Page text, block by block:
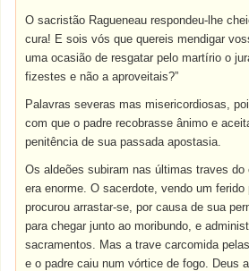
O sacristão Ragueneau respondeu-lhe
cura! E sois vós que quereis mendigar
uma ocasião de resgatar pelo martírio o
fizestes e não a aproveitais?”
Palavras severas mas misericordiosas,
com que o padre recobrasse ânimo e
penitência de sua passada apostasia.
Os aldeões subiram nas últimas traves do
era enorme. O sacerdote, vendo um ferido
procurou arrastar-se, por causa de sua
para chegar junto ao moribundo, e
sacramentos. Mas a trave carcomida
e o padre caiu num vórtice de fogo. Deus